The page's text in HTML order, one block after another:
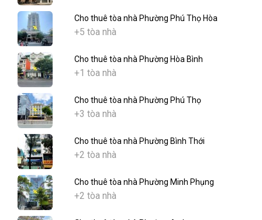
Cho thuê tòa nhà Phường Phú Thọ Hòa
+5 tòa nhà
Cho thuê tòa nhà Phường Hòa Bình
+1 tòa nhà
Cho thuê tòa nhà Phường Phú Thọ
+3 tòa nhà
Cho thuê tòa nhà Phường Bình Thới
+2 tòa nhà
Cho thuê tòa nhà Phường Minh Phụng
+2 tòa nhà